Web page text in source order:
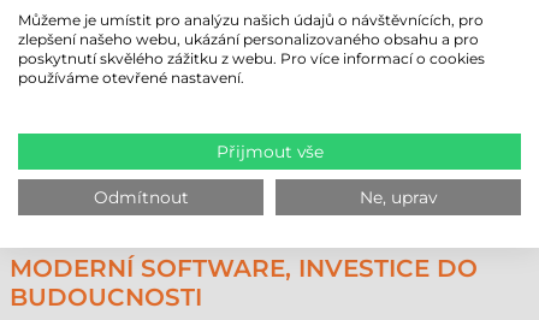
toho, že kartu můžete používat pouze na datové připojení 3G a 4G,
dokáže uskutečňovat i hlasové hovory 2G (GSM), takže podnikový
mobilní terminál Honeywell EDA51k může fungovat i jako
plnohodnotný mobilní telefon.
stolní tiskárnou etiket, notebookem, tabletem nebo jiným přenosným
PDA. Díky rozsáhlému síťovému připojení a pokrytí 4G, jakož i
vyměnitelné baterii s kapacitou 4 000 mAh je možné obousměrnou
datovou komunikaci udržovat téměř neustále během práce v terénu i
na místě.
MODERNÍ SOFTWARE, INVESTICE DO
BUDOUCNOSTI
Můžeme je umístit pro analýzu našich údajů o návštěvnících, pro
zlepšení našeho webu, ukázání personalizovaného obsahu a pro
poskytnutí skvělého zážitku z webu. Pro více informací o cookies
používáme otevřené nastavení.
Přijmout vše
Odmítnout Ne, uprav